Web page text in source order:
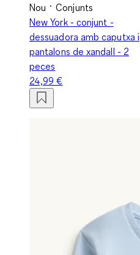
Nou
Conjunts
New York - conjunt -
dessuadora amb caputxa i
pantalons de xandall - 2
peces
24,99 €